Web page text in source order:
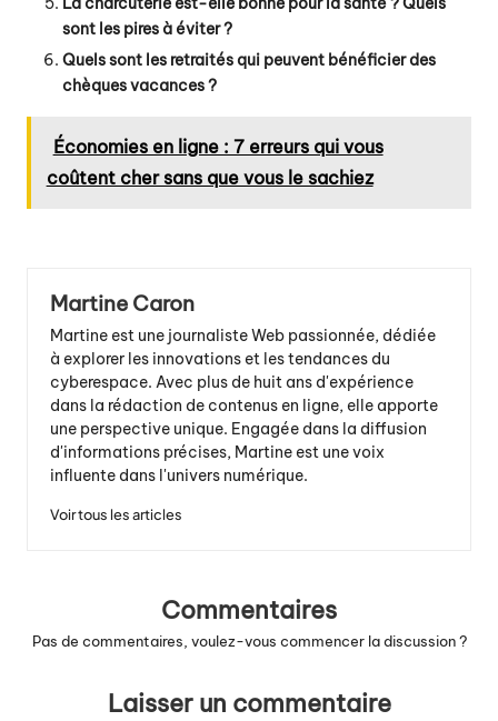
sont les pires à éviter ?
Quels sont les retraités qui peuvent bénéficier des
chèques vacances ?
Économies en ligne : 7 erreurs qui vous
coûtent cher sans que vous le sachiez
Martine Caron
Martine est une journaliste Web passionnée, dédiée
à explorer les innovations et les tendances du
cyberespace. Avec plus de huit ans d'expérience
dans la rédaction de contenus en ligne, elle apporte
une perspective unique. Engagée dans la diffusion
d'informations précises, Martine est une voix
influente dans l'univers numérique.
Voir tous les articles
Commentaires
Pas de commentaires, voulez-vous commencer la discussion ?
Laisser un commentaire